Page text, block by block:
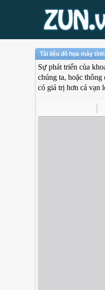
Tài liệu đồ họa máy tính
Sự phát triển của
chúng ta, hoặc
có giá trị hơn cả vạn